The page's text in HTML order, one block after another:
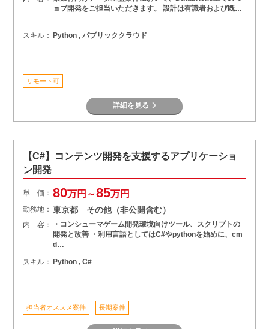
ョブ開発をご担当いただきます。 設計は有識者および既…
スキル： Python , パブリッククラウド
リモート可
詳細を見る
【C#】コンテンツ開発を支援するアプリケーショ
ン開発
単 価： 80万円～85万円
勤務地： 東京都 その他（非公開含む）
内 容：
・コンシューマゲーム開発環境向けツール、スクリプトの
開発と改善 ・利用言語としてはC#やpythonを始めに、cm
d…
スキル： Python , C#
担当者オススメ案件 長期案件